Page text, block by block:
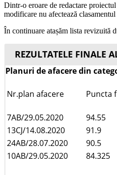
Dintr-o eroare de redactare
modificare nu afectează
În continuare atașăm lista revizuită
REZULTATELE FINALE
Planuri de afacere din
Nr.plan afacere Puncta
7AB/29.05.2020
94.55
13CJ/14.08.2020
91.9
24AB/28.07.2020
90.5
10AB/29.05.2020
84.325